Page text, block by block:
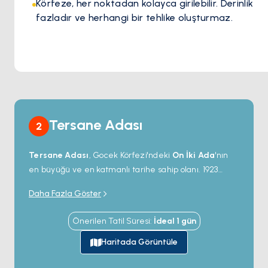
Körfeze, her noktadan kolayca girilebilir. Derinlik
fazladır ve herhangi bir tehlike oluşturmaz.
2 Tersane Adası
Tersane Adası, Gocek Körfezi'ndeki On İki Ada'nın
en büyüğü ve en katmanlı tarihe sahip olanı. 1923
tersanenin etrafında kurulu Rum Ortodoks bir köy
vardı ve yere Türkçe adını veren de bu tersane oldu.
Eski yapılar yamaçta yarı çatısız ayakta duruyor; liman
koyunun önünde tekneler bir zamanlar onarım için
çekildiği oymataş kemerlersıralanıyor — şimdi
Daha Fazla Göster
Önerilen Tatil Süresi: İdeal 1 gün
Haritada Görüntüle